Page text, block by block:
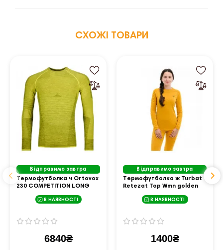
СХОЖІ ТОВАРИ
Відправимо завтра
Термофутболка ч Ortovox
230 COMPETITION LONG
жовтий
В НАЯВНОСТІ
6840₴
Відправимо завтра
Термофутболка ж Turbat
Retezat Top Wmn golden
В НАЯВНОСТІ
1400₴